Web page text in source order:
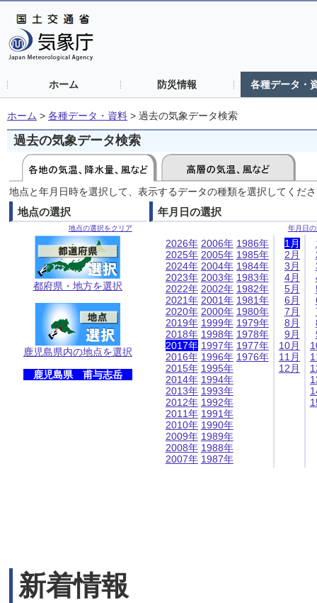
ホーム 防災情報 各種データ・
ホーム > 各種データ・資料 > 過去の気象データ検索
過去の気象データ検索
地点と年月日時を選択して、表示するデータの種類を選択してくだ
地点の選択
地点の選択をクリア
都府県・地方を選択
鹿児島県内の地点を選択
鹿児島県 甫与志岳
年月日の選択
年月日
2026年
2025年
2024年
2023年
2022年
2021年
2020年
2019年
2018年
2017年
2016年
2015年
2014年
2013年
2012年
2011年
2010年
2009年
2008年
2007年
2006年
2005年
2004年
2003年
2002年
2001年
2000年
1999年
1998年
1997年
1996年
1995年
1994年
1993年
1992年
1991年
1990年
1989年
1988年
1987年
1986年
1985年
1984年
1983年
1982年
1981年
1980年
1979年
1978年
1977年
1976年
1月
2月
3月
4月
5月
6月
7月
8月
9月
10月
11月
12月
新着情報